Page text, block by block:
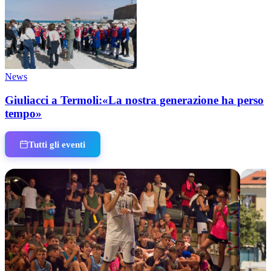
News
Giuliacci a Termoli:«La nostra generazione ha perso
tempo»
Tutti gli eventi